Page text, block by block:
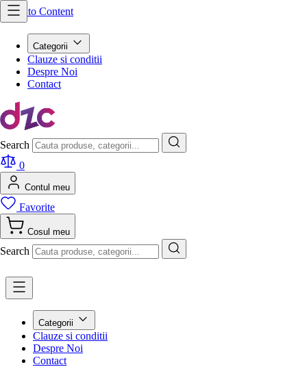
Skip to Content
Categorii
Clauze si conditii
Despre Noi
Contact
Search
0
Contul meu
Favorite
Cosul meu
Search
Categorii
Clauze si conditii
Despre Noi
Contact